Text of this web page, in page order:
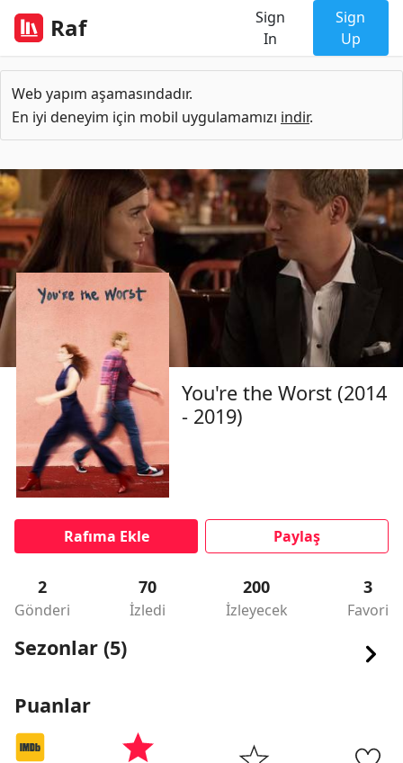
Raf
Sign
In
Sign
Up
Web yapım aşamasındadır.
En iyi deneyim için mobil uygulamamızı indir.
You're the Worst (2014
- 2019)
Rafıma Ekle Paylaş
2
Gönderi
70
İzledi
200
İzleyecek
3
Favori
Sezonlar (5)
Puanlar